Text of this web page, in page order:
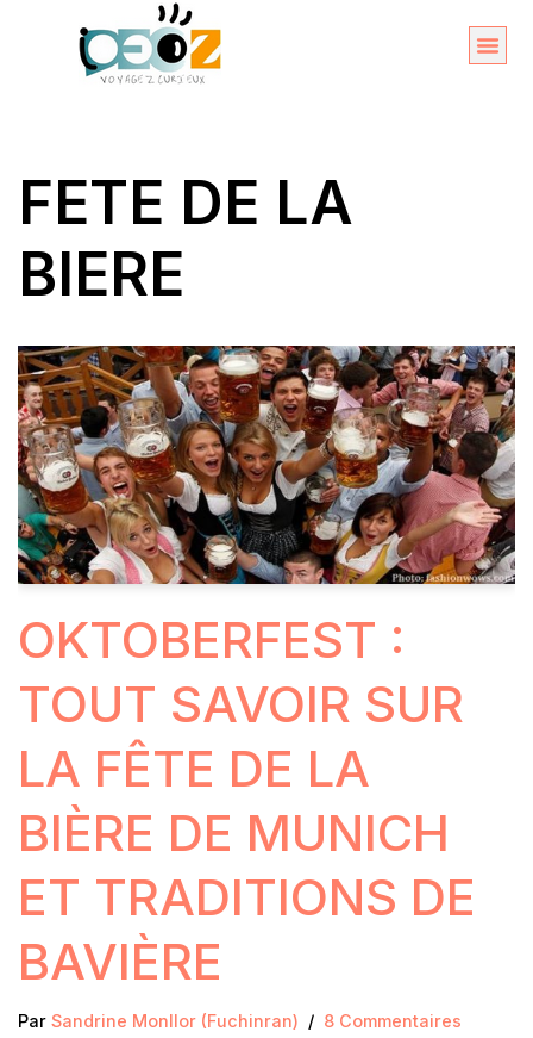
FETE DE LA
BIERE
OKTOBERFEST :
TOUT SAVOIR SUR
LA FÊTE DE LA
BIÈRE DE MUNICH
ET TRADITIONS DE
BAVIÈRE
Par Sandrine Monllor (Fuchinran) 8 Commentaires